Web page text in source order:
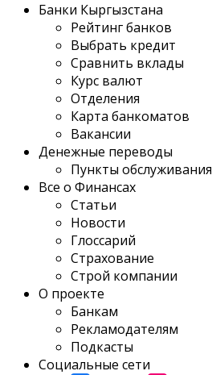
Банки Кыргызстана
Рейтинг банков
Выбрать кредит
Сравнить вклады
Курс валют
Отделения
Карта банкоматов
Вакансии
Денежные переводы
Пункты обслуживания
Все о Финансах
Статьи
Новости
Глоссарий
Страхование
Строй компании
О проекте
Банкам
Рекламодателям
Подкасты
Социальные сети